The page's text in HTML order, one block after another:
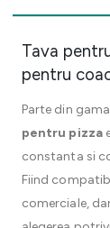
Tava
pentru
Parte din
pentru pizza
constanta si
Fiind
comerciale,